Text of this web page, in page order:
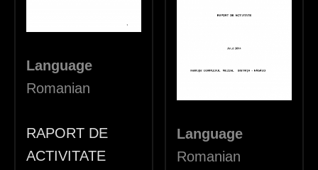
Language
Romanian
RAPORT DE
ACTIVITATE
Language
Romanian